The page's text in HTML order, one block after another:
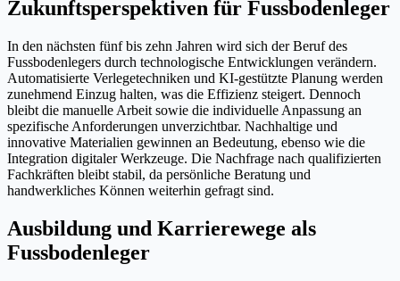
Zukunftsperspektiven für Fussbodenleger
In den nächsten fünf bis zehn Jahren wird sich der Beruf des
Fussbodenlegers durch technologische Entwicklungen verändern.
Automatisierte Verlegetechniken und KI-gestützte Planung werden
zunehmend Einzug halten, was die Effizienz steigert. Dennoch
bleibt die manuelle Arbeit sowie die individuelle Anpassung an
spezifische Anforderungen unverzichtbar. Nachhaltige und
innovative Materialien gewinnen an Bedeutung, ebenso wie die
Integration digitaler Werkzeuge. Die Nachfrage nach qualifizierten
Fachkräften bleibt stabil, da persönliche Beratung und
handwerkliches Können weiterhin gefragt sind.
Ausbildung und Karrierewege als
Fussbodenleger